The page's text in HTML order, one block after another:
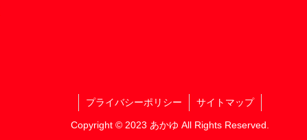
プライバシーポリシー サイトマップ
Copyright © 2023 あかゆ All Rights Reserved.